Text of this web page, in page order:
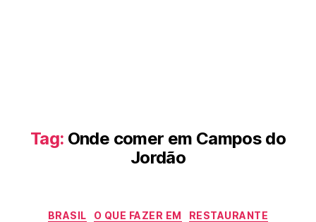
Tag: Onde comer em Campos do
Jordão
Categorias
BRASIL O QUE FAZER EM
RESTAURANTE